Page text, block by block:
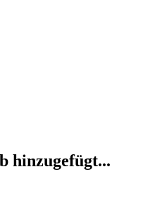
hinzugefügt...